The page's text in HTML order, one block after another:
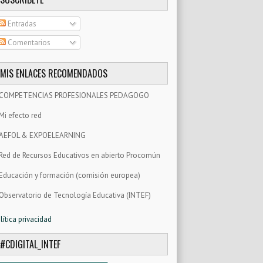
Entradas
Comentarios
MIS ENLACES RECOMENDADOS
PROFESIONALES PEDAGOGO
efecto red
& EXPOELEARNING
de Recursos Educativos en abierto Procomún
y formación (comisión europea)
de Tecnología Educativa (INTEF)
privacidad
#CDIGITAL_INTEF